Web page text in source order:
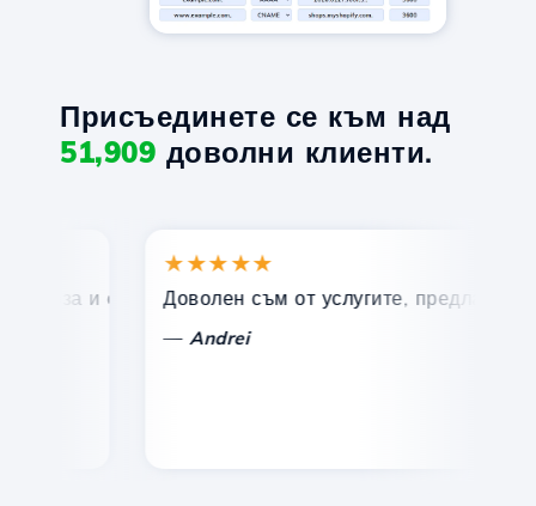
Присъединете се към над
51,909 доволни клиенти.
и ефективна техническа поддръжка.
★★★★★
Доволен съм от услугите, предлагани от
Andrei